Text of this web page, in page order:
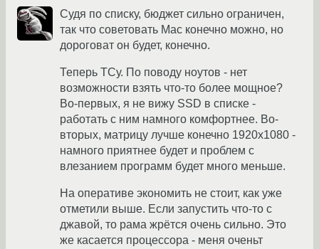
Судя по списку, бюджет сильно ограничен,
так что советовать Mac конечно можно, но
дороговат он будет, конечно.
Теперь ТСу. По поводу ноутов - нет
возможности взять что-то более мощное?
Во-первых, я не вижу SSD в списке -
работать с ним намного комфортнее. Во-
вторых, матрицу лучше конечно 1920x1080 -
намного приятнее будет и проблем с
влезанием программ будет много меньше.
На оперативе экономить не стоит, как уже
отметили выше. Если запустить что-то с
джавой, то рама жрётся очень сильно. Это
же касается процессора - меня оченьт